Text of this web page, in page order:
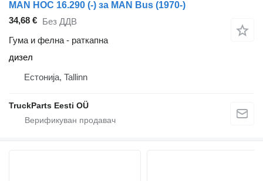
MAN HOC 16.290 (-) за MAN Bus (1970-)
34,68 € Без ДДВ
Гума и фелна - раткапна
дизел
Естонија, Tallinn
TruckParts Eesti OÜ